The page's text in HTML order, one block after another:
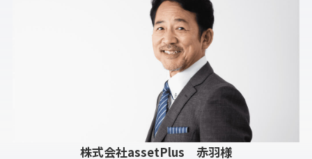
株式会社assetPlus 赤羽様